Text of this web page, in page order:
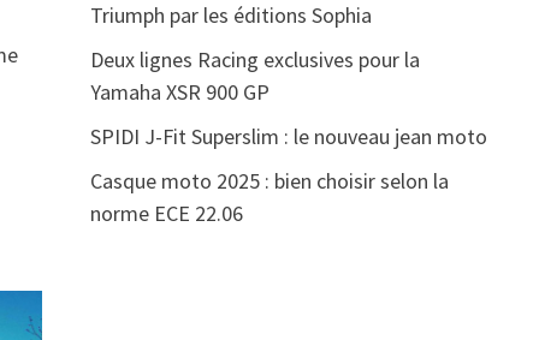
Triumph par les éditions Sophia
Deux lignes Racing exclusives pour la
Yamaha XSR 900 GP
SPIDI J-Fit Superslim : le nouveau jean moto
Casque moto 2025 : bien choisir selon la
norme ECE 22.06